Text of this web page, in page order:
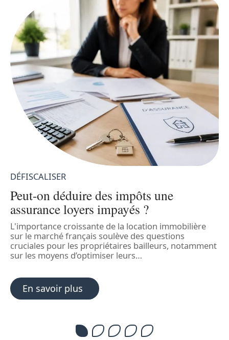
DÉFISCALISER
Peut-on déduire des impôts une
assurance loyers impayés ?
L'importance croissante de la location immobilière
sur le marché français soulève des questions
cruciales pour les propriétaires bailleurs, notamment
sur les moyens d’optimiser leurs…
En savoir plus